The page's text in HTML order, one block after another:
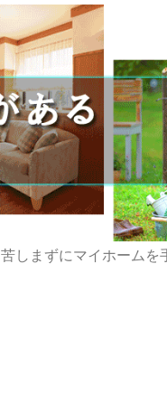
しまずにマイホームを